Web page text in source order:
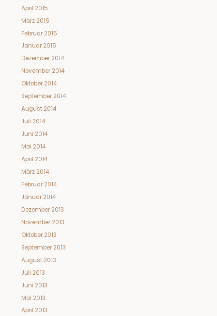
April 2015
März 2015
Februar 2015
Januar 2015
Dezember 2014
November 2014
Oktober 2014
September 2014
August 2014
Juli 2014
Juni 2014
Mai 2014
April 2014
März 2014
Februar 2014
Januar 2014
Dezember 2013
November 2013
Oktober 2013
September 2013
August 2013
Juli 2013
Juni 2013
Mai 2013
April 2013